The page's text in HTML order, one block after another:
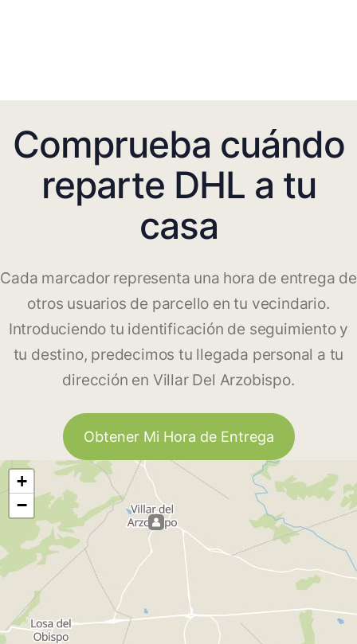
Comprueba cuándo
reparte DHL a tu
casa
Cada marcador representa una hora de entrega de
otros usuarios de parcello en tu vecindario.
Introduciendo tu identificación de seguimiento y
tu destino, predecimos tu llegada personal a tu
dirección en Villar Del Arzobispo.
Obtener Mi Hora de Entrega
+
−